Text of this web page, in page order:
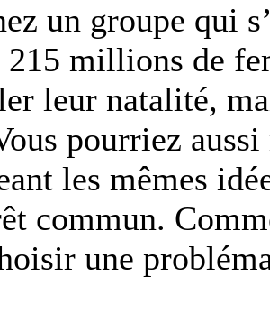
un groupe qui
215 millions de
leur natalité,
pourriez
les mêmes
commun.
une